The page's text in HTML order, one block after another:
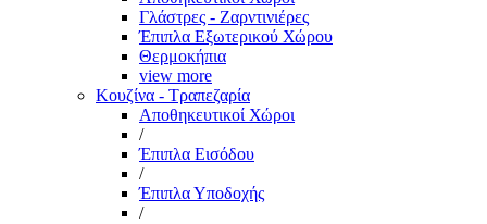
Γλάστρες - Ζαρντινιέρες
Έπιπλα Εξωτερικού Χώρου
Θερμοκήπια
view more
Κουζίνα - Τραπεζαρία
Αποθηκευτικοί Χώροι
/
Έπιπλα Εισόδου
/
Έπιπλα Υποδοχής
/